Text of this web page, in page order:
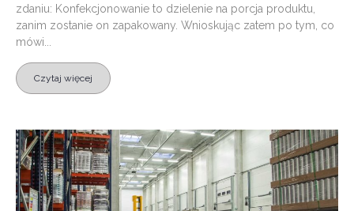
zdaniu: Konfekcjonowanie to dzielenie na porcja produktu,
zanim zostanie on zapakowany. Wnioskując zatem po tym, co
mówi...
Czytaj więcej